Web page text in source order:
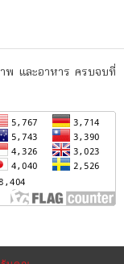
พ และอาหาร ครบจบที่